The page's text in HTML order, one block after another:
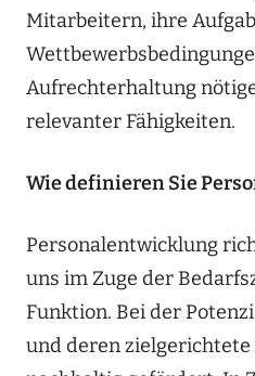
Mitarbeitern, ihre
Aufrechterhaltung
relevanter Fähigkeiten.
Wie definieren Sie
Personalentwicklung
uns im Zuge der
Funktion. Bei der
und deren